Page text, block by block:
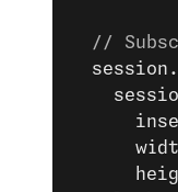
//
  session.